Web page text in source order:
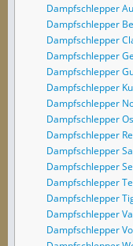
Dampfschlepper
Dampfschlepper
Dampfschlepper
Dampfschlepper
Dampfschlepper
Dampfschlepper
Dampfschlepper
Dampfschlepper
Dampfschlepper
Dampfschlepper
Dampfschlepper
Dampfschlepper
Dampfschlepper
Dampfschlepper
Dampfschlepper